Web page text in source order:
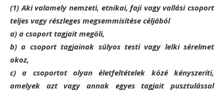
(1) Aki valamely nemzeti, etnikai, faji vagy vallási csoport
teljes vagy részleges megsemmisítése céljából
a) a csoport tagjait megöli,
b) a csoport tagjainak súlyos testi vagy lelki sérelmet
okoz,
c) a csoportot olyan életfeltételek közé kényszeríti,
amelyek azt vagy annak egyes tagjait pusztulással